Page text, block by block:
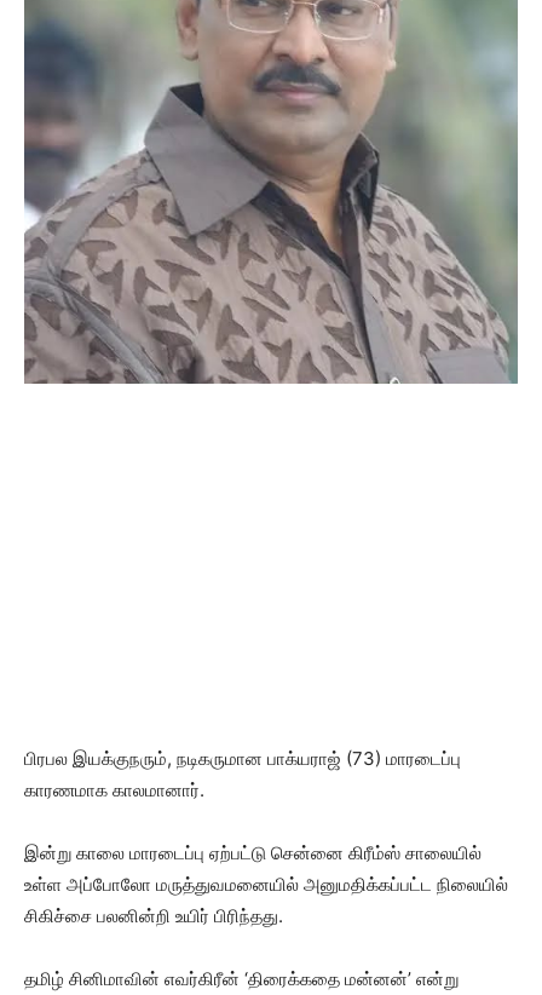
பிரபல இயக்குநரும், நடிகருமான பாக்யராஜ் (73) மாரடைப்பு
காரணமாக காலமானார்.
இன்று காலை மாரடைப்பு ஏற்பட்டு சென்னை கிரீம்ஸ் சாலையில்
உள்ள அப்போலோ மருத்துவமனையில் அனுமதிக்கப்பட்ட நிலையில்
சிகிச்சை பலனின்றி உயிர் பிரிந்தது.
தமிழ் சினிமாவின் எவர்கிரீன் ‘திரைக்கதை மன்னன்’ என்று